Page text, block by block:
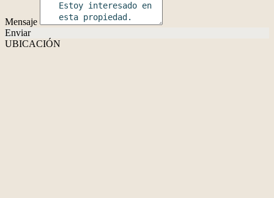
Mensaje
Enviar
UBICACIÓN